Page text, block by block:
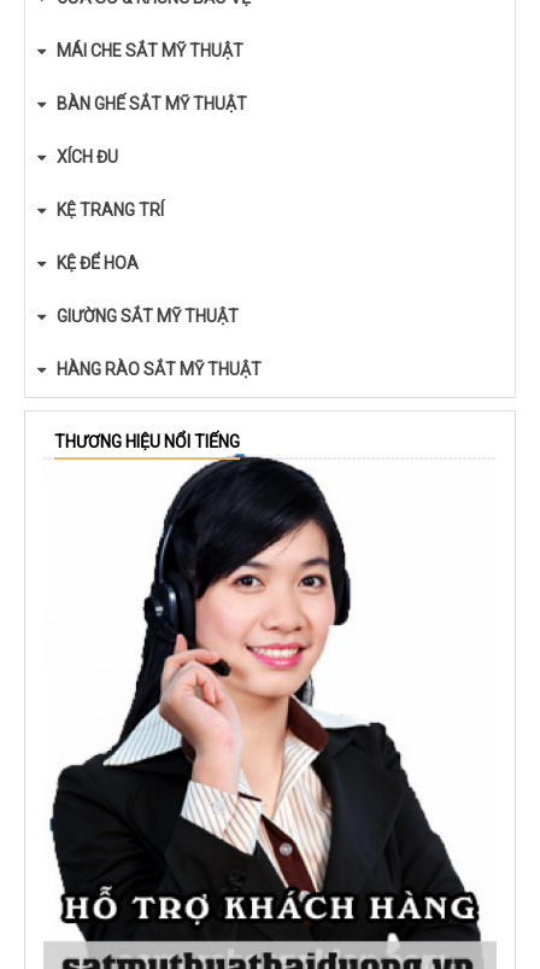
MÁI CHE SẮT MỸ THUẬT
BÀN GHẾ SẮT MỸ THUẬT
XÍCH ĐU
KỆ TRANG TRÍ
KỆ ĐỂ HOA
GIƯỜNG SẮT MỸ THUẬT
HÀNG RÀO SẮT MỸ THUẬT
THƯƠNG HIỆU NỔI TIẾNG